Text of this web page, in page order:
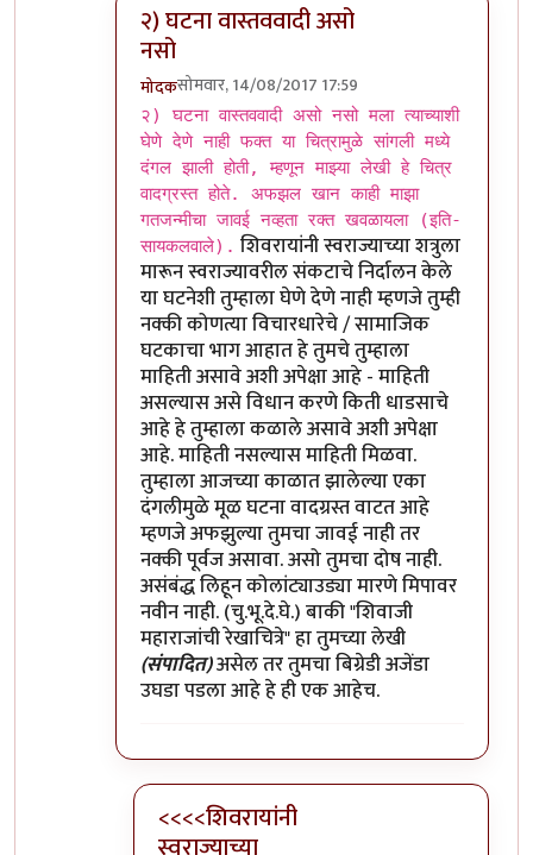
२) घटना वास्तववादी असो
नसो
मोदकसोमवार, 14/08/2017 17:59
In reply toमुनी जी ...!!byविशुमित
२) घटना वास्तववादी असो नसो मला त्याच्याशी
घेणे देणे नाही फक्त या चित्रामुळे सांगली मध्ये
दंगल झाली होती, म्हणून माझ्या लेखी हे चित्र
वादग्रस्त होते. अफझल खान काही माझा
गतजन्मीचा जावई नव्हता रक्त खवळायला (इति-
सायकलवाले). शिवरायांनी स्वराज्याच्या शत्रुला
मारून स्वराज्यावरील संकटाचे निर्दालन केले
या घटनेशी तुम्हाला घेणे देणे नाही म्हणजे तुम्ही
नक्की कोणत्या विचारधारेचे / सामाजिक
घटकाचा भाग आहात हे तुमचे तुम्हाला
माहिती असावे अशी अपेक्षा आहे - माहिती
असल्यास असे विधान करणे किती धाडसाचे
आहे हे तुम्हाला कळाले असावे अशी अपेक्षा
आहे. माहिती नसल्यास माहिती मिळवा.
तुम्हाला आजच्या काळात झालेल्या एका
दंगलीमुळे मूळ घटना वादग्रस्त वाटत आहे
म्हणजे अफझुल्या तुमचा जावई नाही तर
नक्की पूर्वज असावा. असो तुमचा दोष नाही.
असंबंद्ध लिहून कोलांट्याउड्या मारणे मिपावर
नवीन नाही. (चु.भू.दे.घे.) बाकी "शिवाजी
महाराजांची रेखाचित्रे" हा तुमच्या लेखी
(संपादित)असेल तर तुमचा बिग्रेडी अजेंडा
उघडा पडला आहे हे ही एक आहेच.
<<<<शिवरायांनी